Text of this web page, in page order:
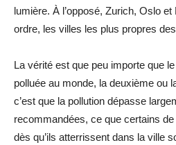
lumière. À l’opposé, Zurich, Oslo
ordre, les villes les plus propres
La vérité est que peu importe que
polluée au monde, la deuxième ou
c’est que la pollution dépasse
recommandées, ce que certains
dès qu’ils atterrissent dans la ville